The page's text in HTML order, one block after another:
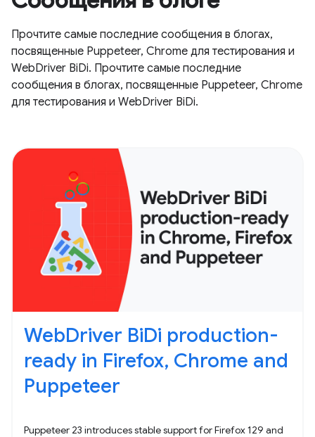
Прочтите самые последние сообщения в блогах,
посвященные Puppeteer, Chrome для тестирования и
WebDriver BiDi. Прочтите самые последние
сообщения в блогах, посвященные Puppeteer, Chrome
для тестирования и WebDriver BiDi.
WebDriver BiDi production-
ready in Firefox, Chrome and
Puppeteer
Puppeteer 23 introduces stable support for Firefox 129 and